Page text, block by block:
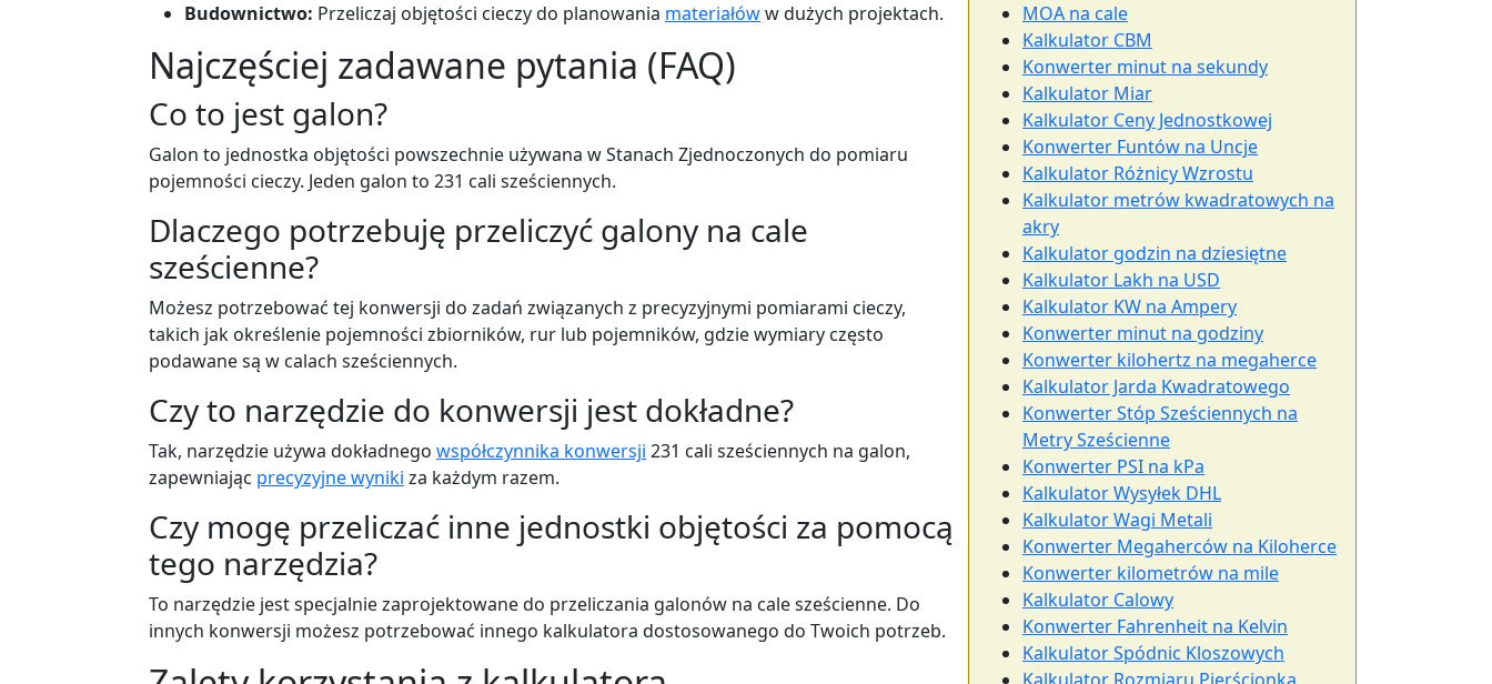
Budownictwo: Przeliczaj objętości cieczy do planowania materiałóww dużych projektach.
Najczęściej zadawane pytania (FAQ)
Co to jest galon?
Galon to jednostka objętości powszechnie używana w Stanach Zjednoczonych do pomiaru
pojemności cieczy. Jeden galon to 231 cali sześciennych.
Dlaczego potrzebuję przeliczyć galony na cale
sześcienne?
Możesz potrzebować tej konwersji do zadań związanych z precyzyjnymi pomiarami cieczy,
takich jak określenie pojemności zbiorników, rur lub pojemników, gdzie wymiary często
podawane są w calach sześciennych.
Czy to narzędzie do konwersji jest dokładne?
Tak, narzędzie używa dokładnego współczynnika konwersji 231 cali sześciennych na galon,
zapewniając precyzyjne wyniki za każdym razem.
Czy mogę przeliczać inne jednostki objętości za pomocą
tego narzędzia?
To narzędzie jest specjalnie zaprojektowane do przeliczania galonów na cale sześcienne. Do
innych konwersji możesz potrzebować innego kalkulatora dostosowanego do Twoich potrzeb.
MOA na cale
Kalkulator CBM
Konwerter minut na sekundy
Kalkulator Miar
Kalkulator Ceny Jednostkowej
Konwerter Funtów na Uncje
Kalkulator Różnicy Wzrostu
Kalkulator metrów kwadratowych na
akry
Kalkulator godzin na dziesiętne
Kalkulator Lakh na USD
Kalkulator KW na Ampery
Konwerter minut na godziny
Konwerter kilohertz na megaherce
Kalkulator Jarda Kwadratowego
Konwerter Stóp Sześciennych na
Metry Sześcienne
Konwerter PSI na kPa
Kalkulator Wysyłek DHL
Kalkulator Wagi Metali
Konwerter Megaherców na Kiloherce
Konwerter kilometrów na mile
Kalkulator Calowy
Konwerter Fahrenheit na Kelvin
Kalkulator Spódnic Kloszowych